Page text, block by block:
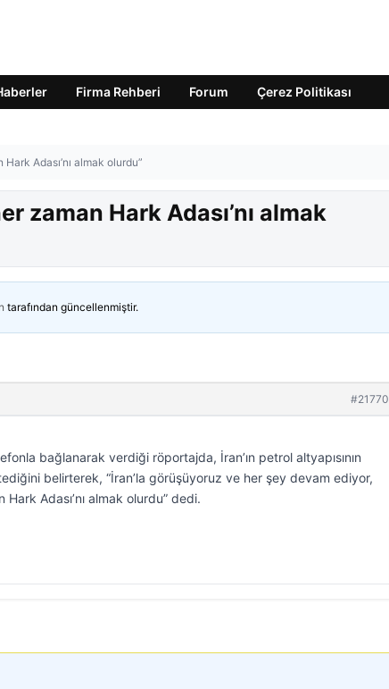
Firma Rehberi Forum Çerez Politikası
Adası’nı almak olurdu”
zaman Hark Adası’nı almak
tarafından güncellenmiştir.
#21770
bağlanarak verdiği röportajda, İran’ın petrol altyapısının
belirterek, “İran’la görüşüyoruz ve her şey devam ediyor,
Adası’nı almak olurdu” dedi.